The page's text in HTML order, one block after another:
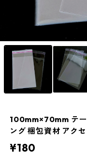
100mm×70mm テ
ング 梱包資材 アク
¥180